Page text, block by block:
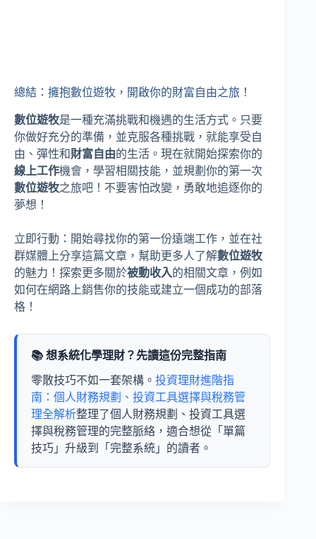
總結：擁抱數位遊牧，開啟你的財富自由之旅！
數位遊牧是一種充滿挑戰和機遇的生活方式。只要
你做好充分的準備，並克服各種挑戰，就能享受自
由、彈性和財富自由的生活。現在就開始探索你的
線上工作機會，學習相關技能，並規劃你的第一次
數位遊牧之旅吧！不要害怕改變，勇敢地追逐你的
夢想！
立即行動：開始尋找你的第一份遠端工作，並在社
群媒體上分享這篇文章，幫助更多人了解數位遊牧
的魅力！探索更多關於被動收入的相關文章，例如
如何在網路上銷售你的技能或建立一個成功的部落
格！
📚 想系統化學理財？先讀這份完整指南
零散技巧不如一套架構。 投資理財進階指
南：個人財務規劃、投資工具選擇與稅務管
理全解析整理了個人財務規劃、投資工具選
擇與稅務管理的完整脈絡，適合想從「單篇
技巧」升級到「完整系統」的讀者。